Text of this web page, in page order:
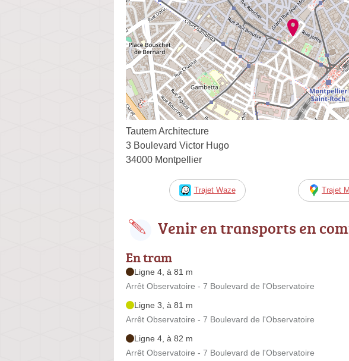
Tautem Architecture
3 Boulevard Victor Hugo
34000 Montpellier
Trajet Waze Trajet
Venir en transports en
En tram
Ligne 4, à 81 m
Arrêt Observatoire - 7 Boulevard de l'Observatoire
Ligne 3, à 81 m
Arrêt Observatoire - 7 Boulevard de l'Observatoire
Ligne 4, à 82 m
Arrêt Observatoire - 7 Boulevard de l'Observatoire